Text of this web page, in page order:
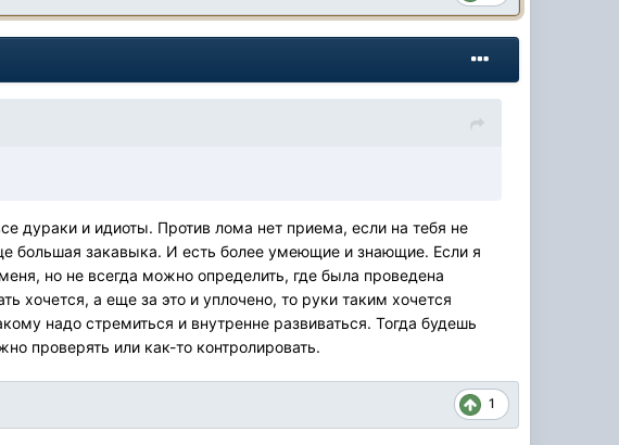
дураки и идиоты. Против лома нет приема, если на тебя не
большая закавыка. И есть более умеющие и знающие. Если я
но не всегда можно определить, где была проведена
хочется, а еще за это и уплочено, то руки таким хочется
надо стремиться и внутренне развиваться. Тогда будешь
проверять или как-то контролировать.
1